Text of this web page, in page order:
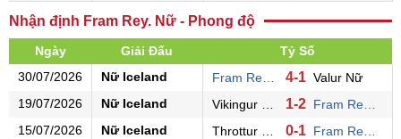
Nhận định Fram Rey. Nữ - Phong độ
Ngày Giải Đấu
Tỷ Số
30/07/2026
Nữ Iceland 4-1 Valur Nữ
19/07/2026
Nữ Iceland 1-2
Fram Rey. Nữ
15/07/2026
Nữ Iceland 0-1
Fram Rey. Nữ